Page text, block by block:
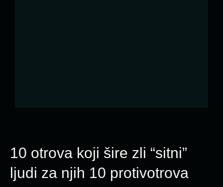
10 otrova koji šire zli “sitni”
ljudi za njih 10 protivotrova